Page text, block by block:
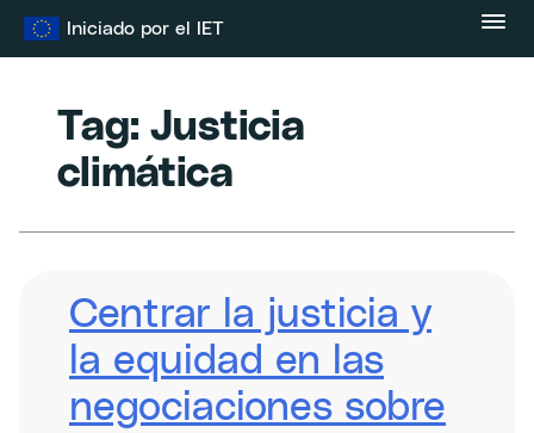
Iniciado por el IET
Tag: Justicia
climática
Centrar la justicia y
la equidad en las
negociaciones sobre